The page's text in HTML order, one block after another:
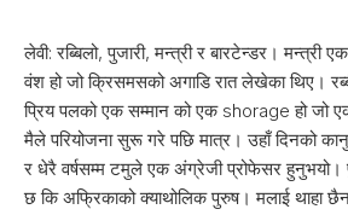
लेवी: रब्बिलो, पुजारी, मन्त्री र बारटेन्डर। मन्त्री
वंश हो जो क्रिसमसको अगाडि रात लेखेका थिए।
प्रिय पलको एक सम्मान को एक shorage हो जो एक
मैले परियोजना सुरू गरे पछि मात्र। उहाँ दिनको
र धेरै वर्षसम्म टमुले एक अंग्रेजी प्रोफेसर हुनुभयो।
छ कि अफ्रिकाको क्याथोलिक पुरुष। मलाई थाहा